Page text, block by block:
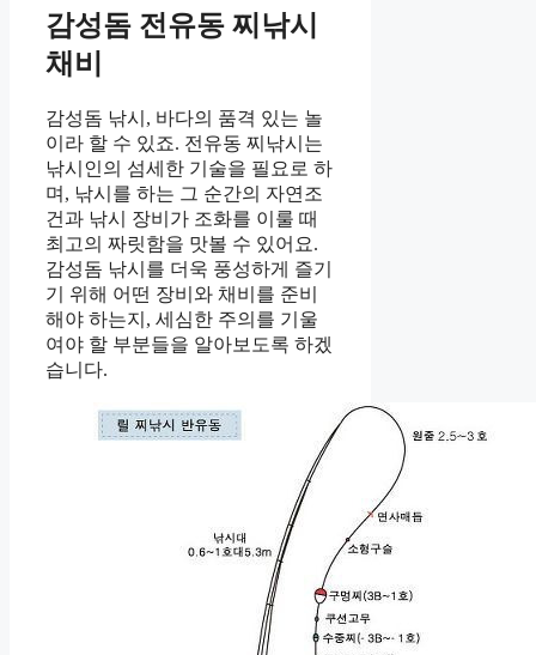
감성돔 전유동 찌낚시
채비
감성돔 낚시, 바다의 품격 있는 놀
이라 할 수 있죠. 전유동 찌낚시는
낚시인의 섬세한 기술을 필요로 하
며, 낚시를 하는 그 순간의 자연조
건과 낚시 장비가 조화를 이룰 때
최고의 짜릿함을 맛볼 수 있어요.
감성돔 낚시를 더욱 풍성하게 즐기
기 위해 어떤 장비와 채비를 준비
해야 하는지, 세심한 주의를 기울
여야 할 부분들을 알아보도록 하겠
습니다.